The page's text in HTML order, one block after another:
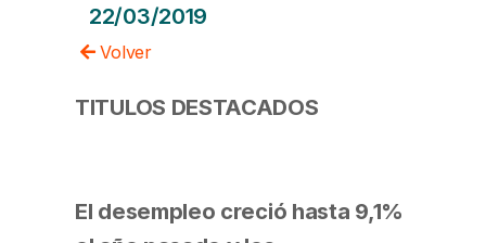
22/03/2019
Volver
TITULOS DESTACADOS
El desempleo creció hasta 9,1%